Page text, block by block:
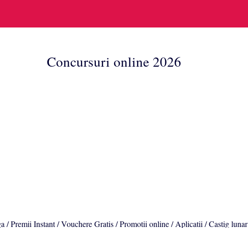
Concursuri online 2026
/ Premii Instant / Vouchere Gratis / Promotii online / Aplicatii / Castig lunar